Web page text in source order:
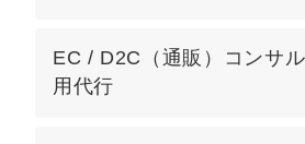
EC / D2C（通販）コンサ
用代行